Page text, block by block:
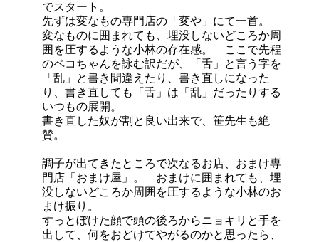
でスタート。
先ずは変なもの専門店の「変や」にて一首。
変なものに囲まれても、埋没しないどころか周
囲を圧するような小林の存在感。 ここで先程
のペコちゃんを詠む訳だが、「舌」と言う字を
「乱」と書き間違えたり、書き直しになった
り、書き直しても「舌」は「乱」だったりする
いつもの展開。
書き直した奴が割と良い出来で、笹先生も絶
賛。
調子が出てきたところで次なるお店、おまけ専
門店「おまけ屋」。 おまけに囲まれても、埋
没しないどころか周囲を圧するような小林のお
まけ振り。
すっとぼけた顔で頭の後ろからニョキリと手を
出して、何をおどけてやがるのかと思ったら、